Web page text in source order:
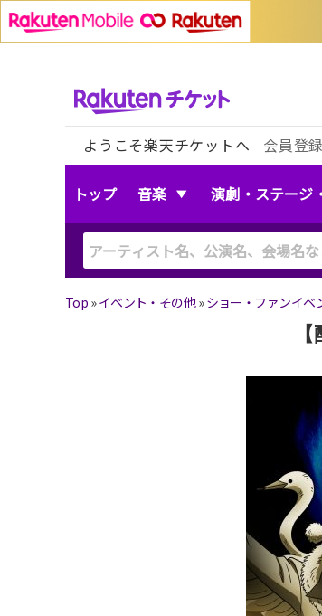
ようこそ楽天チケットへ 会員登
トップ 音楽 演劇・ステージ
Top »イベント・その他»ショー・ファンイベ